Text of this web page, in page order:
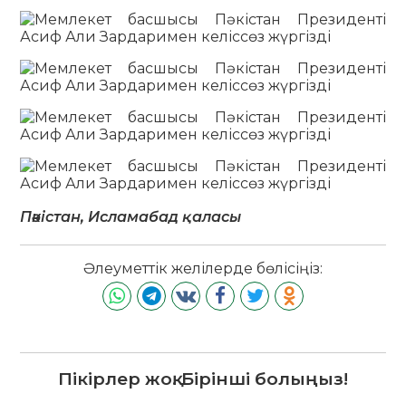
Пәкістан, Исламабад қаласы
Әлеуметтік желілерде бөлісіңіз:
Пікірлер жоқ. Бірінші болыңыз!